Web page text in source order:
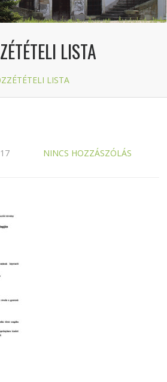
LISTA
LISTA
NINCS HOZZÁSZÓLÁS